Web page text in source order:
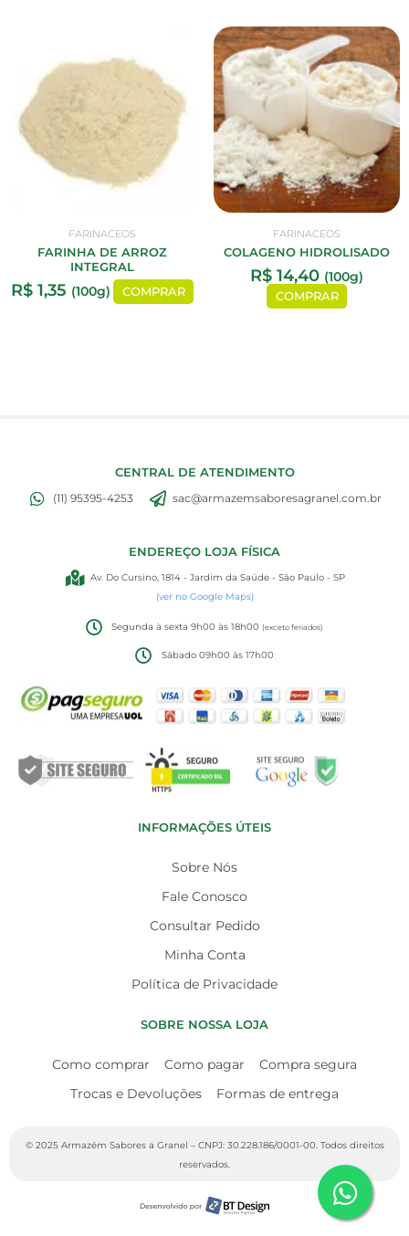
FARINACEOS
FARINHA DE ARROZ
INTEGRAL
R$1,35 (100g) COMPRAR
FARINACEOS
COLAGENO HIDROLISADO
R$ 14,40 (100g)
COMPRAR
CENTRAL DE ATENDIMENTO
(11) 95395-4253 sac@armazemsaboresagranel.com.br
ENDEREÇO LOJA FÍSICA
Av. Do Cursino, 1814 - Jardim da Saúde - São Paulo - SP
(ver no Google Maps)
Segunda à sexta 9h00 às 18h00(exceto feriados)
Sábado 09h00 às 17h00
INFORMAÇÕES ÚTEIS
Sobre Nós
Fale Conosco
Consultar Pedido
Minha Conta
Política de Privacidade
SOBRE NOSSA LOJA
Como comprar Como pagar
Compra segura
Trocas e Devoluções
Formas de entrega
© 2025 Armazém Sabores a Granel – CNPJ: 30.228.186/0001-00. Todos direitos
reservados.